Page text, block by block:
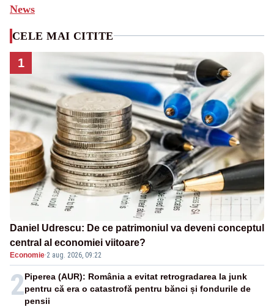
News
CELE MAI CITITE
1
Daniel Udrescu: De ce patrimoniul va deveni conceptul
central al economiei viitoare?
Economie·2 aug. 2026, 09:22
2Piperea (AUR): România a evitat retrogradarea la junk
pentru că era o catastrofă pentru bănci și fondurile de
pensii